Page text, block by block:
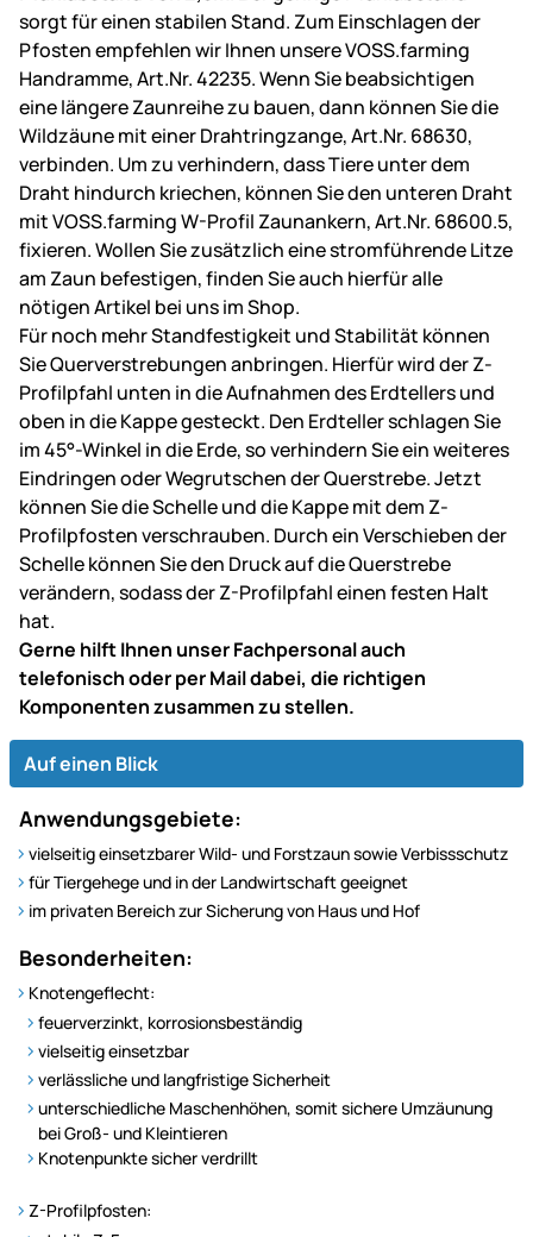
sorgt für einen stabilen Stand. Zum Einschlagen der
Pfosten empfehlen wir Ihnen unsere VOSS.farming
Handramme, Art.Nr. 42235. Wenn Sie beabsichtigen
eine längere Zaunreihe zu bauen, dann können Sie die
Wildzäune mit einer Drahtringzange, Art.Nr. 68630,
verbinden. Um zu verhindern, dass Tiere unter dem
Draht hindurch kriechen, können Sie den unteren Draht
mit VOSS.farming W-Profil Zaunankern, Art.Nr. 68600.5,
fixieren. Wollen Sie zusätzlich eine stromführende Litze
am Zaun befestigen, finden Sie auch hierfür alle
nötigen Artikel bei uns im Shop.
Für noch mehr Standfestigkeit und Stabilität können
Sie Querverstrebungen anbringen. Hierfür wird der Z-
Profilpfahl unten in die Aufnahmen des Erdtellers und
oben in die Kappe gesteckt. Den Erdteller schlagen Sie
im 45°-Winkel in die Erde, so verhindern Sie ein weiteres
Eindringen oder Wegrutschen der Querstrebe. Jetzt
können Sie die Schelle und die Kappe mit dem Z-
Profilpfosten verschrauben. Durch ein Verschieben der
Schelle können Sie den Druck auf die Querstrebe
verändern, sodass der Z-Profilpfahl einen festen Halt
hat.
Gerne hilft Ihnen unser Fachpersonal auch
telefonisch oder per Mail dabei, die richtigen
Komponenten zusammen zu stellen.
Auf einen Blick
Anwendungsgebiete:
vielseitig einsetzbarer Wild- und Forstzaun sowie Verbissschutz
für Tiergehege und in der Landwirtschaft geeignet
im privaten Bereich zur Sicherung von Haus und Hof
Besonderheiten:
Knotengeflecht:
feuerverzinkt, korrosionsbeständig
vielseitig einsetzbar
verlässliche und langfristige Sicherheit
unterschiedliche Maschenhöhen, somit sichere Umzäunung
bei Groß- und Kleintieren
Knotenpunkte sicher verdrillt
Z-Profilpfosten: